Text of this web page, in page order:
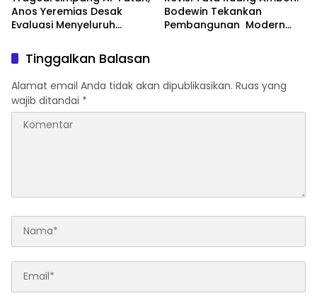
Anos Yeremias Desak
Evaluasi Menyeluruh
Bodewin Tekankan
Pembangunan Modern
Tinggalkan Balasan
Alamat email Anda tidak akan dipublikasikan. Ruas yang
wajib ditandai *